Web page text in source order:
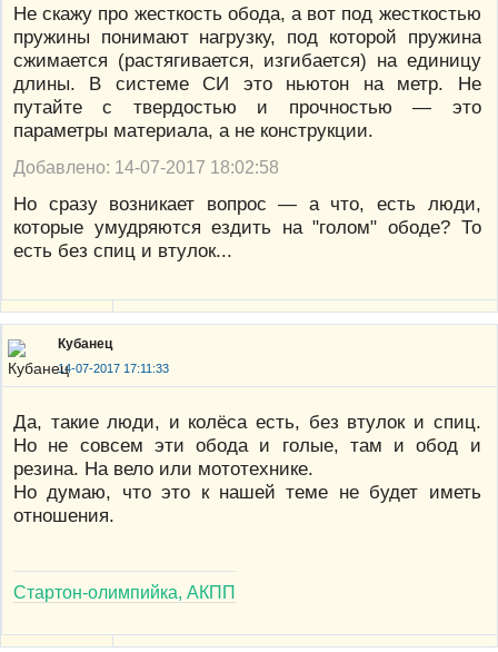
Не скажу про жесткость обода, а вот под жесткостью
пружины понимают нагрузку, под которой пружина
сжимается (растягивается, изгибается) на единицу
длины. В системе СИ это ньютон на метр. Не
путайте с твердостью и прочностью — это
параметры материала, а не конструкции.
Добавлено: 14-07-2017 18:02:58
Но сразу возникает вопрос — а что, есть люди,
которые умудряются ездить на "голом" ободе? То
есть без спиц и втулок...
Кубанец
14-07-2017 17:11:33
Да, такие люди, и колёса есть, без втулок и спиц.
Но не совсем эти обода и голые, там и обод и
резина. На вело или мототехнике.
Но думаю, что это к нашей теме не будет иметь
отношения.
Стартон-олимпийка, АКПП